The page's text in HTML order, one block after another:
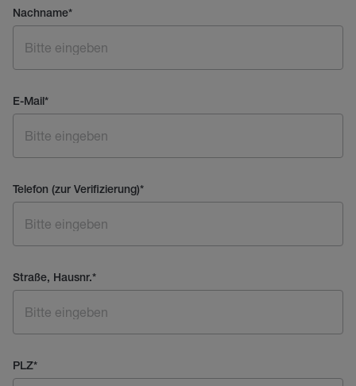
Nachname*
E-Mail*
Telefon (zur Verifizierung)*
Straße, Hausnr.*
PLZ*